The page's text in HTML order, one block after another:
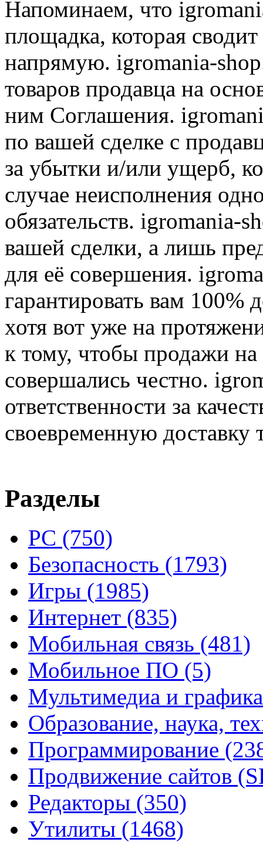
Напоминаем, что
площадка, которая
напрямую. igromania-
товаров продавца на
ним Соглашения.
по вашей сделке с
за убытки и/или ущерб,
случае неисполнения
обязательств. igromania-
вашей сделки, а лишь
для её совершения.
гарантировать вам 100%
хотя вот уже на
к тому, чтобы продажи
совершались честно.
ответственности за
своевременную доставку
Разделы
PC (750)
Безопасность (1793)
Игры (1985)
Интернет (835)
Мобильная связь (481)
Мобильное ПО (5)
Мультимедиа и
Образование, наука,
Программирование
Продвижение сайтов
Редакторы (350)
Утилиты (1468)